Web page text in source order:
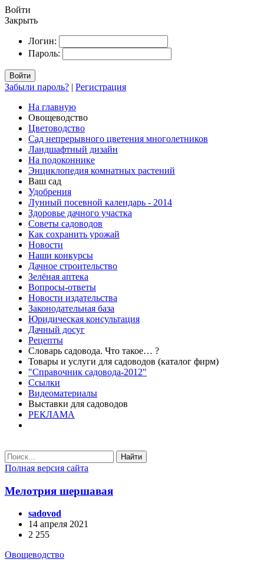
Войти
Закрыть
Логин:
Пароль:
Войти
Забыли пароль? | Регистрация
На главную
Овощеводство
Цветоводство
Сад непрерывного цветения многолетников
Ландшафтный дизайн
На подоконнике
Энциклопедия комнатных растений
Ваш сад
Удобрения
Лунный посевной календарь - 2014
Здоровье дачного участка
Советы садоводов
Как сохранить урожай
Новости
Наши конкурсы
Дачное строительство
Зелёная аптека
Вопросы-ответы
Новости издательства
Законодательная база
Юридическая консультация
Дачный досуг
Рецепты
Словарь садовода. Что такое… ?
Товары и услуги для садоводов (каталог фирм)
"Справочник садовода-2012"
Ссылки
Видеоматериалы
Выставки для садоводов
РЕКЛАМА
Найти
Полная версия сайта
Мелотрия шершавая
sadovod
14 апреля 2021
2 255
Овощеводство